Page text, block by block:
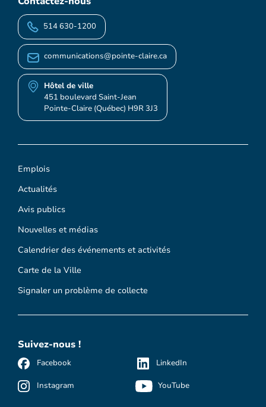
Emplois
Actualités
Avis publics
Nouvelles et médias
Calendrier des événements et activités
Carte de la Ville
Signaler un problème de collecte
514 630-1200
communications@pointe-claire.ca
Hôtel de ville
451 boulevard Saint-Jean
Pointe-Claire (Québec) H9R 3J3
Suivez-nous !
Facebook
Instagram
LinkedIn
YouTube